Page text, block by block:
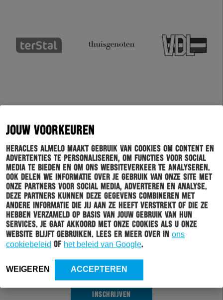
JOUW VOORKEUREN
Heracles Almelo maakt gebruik van cookies om content en
advertenties te personaliseren, om functies voor social
media te bieden en om ons websiteverkeer te analyseren.
Ook delen we informatie over je gebruik van onze site met
onze partners voor social media, adverteren en analyse.
Deze partners kunnen deze gegevens combineren met
andere informatie die jij aan ze heeft verstrekt of die ze
hebben verzameld op basis van jouw gebruik van hun
services. Je gaat akkoord met onze cookies als u onze
website blijft gebruiken. Lees er meer over in ons
cookiebeleid of het beleid van Google.
WEIGEREN ACCEPTEREN
Schrijf je in voor onze nieuwsbrief
Wil jij altijd en overal op de hoogte gehouden worden
van al het clubnieuws? Schrijf je dan in voor de
nieuwsbrief van Heracles Almelo. Doordat je zelf aan
kan geven welk nieuws jij van ons wil ontvangen,
sturen wij alleen nieuws wat voor jou relevant is.
INSCHRIJVEN